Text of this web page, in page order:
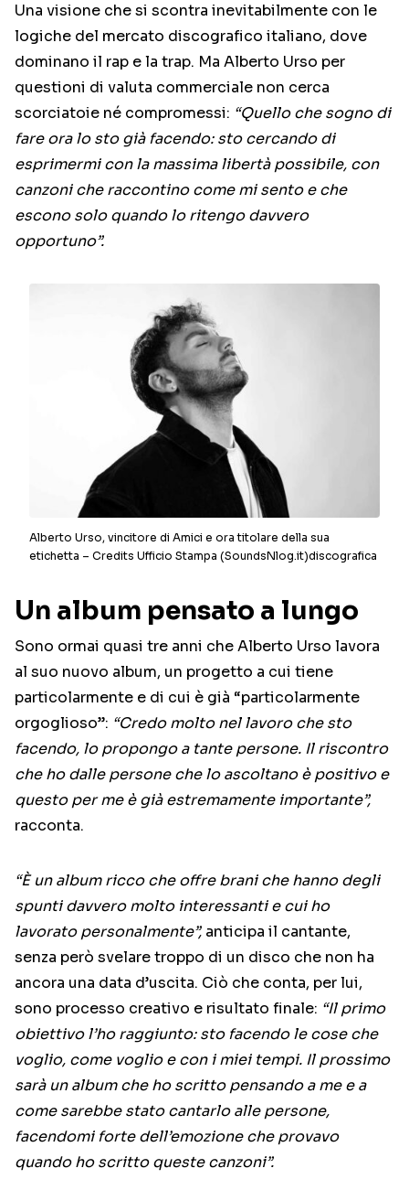
Una visione che si scontra inevitabilmente con le
logiche del mercato discografico italiano, dove
dominano il rap e la trap. Ma Alberto Urso per
questioni di valuta commerciale non cerca
scorciatoie né compromessi: “Quello che sogno di
fare ora lo sto già facendo: sto cercando di
esprimermi con la massima libertà possibile, con
canzoni che raccontino come mi sento e che
escono solo quando lo ritengo davvero
opportuno”.
Alberto Urso, vincitore di Amici e ora titolare della sua
etichetta – Credits Ufficio Stampa (SoundsNlog.it)discografica
Un album pensato a lungo
Sono ormai quasi tre anni che Alberto Urso lavora
al suo nuovo album, un progetto a cui tiene
particolarmente e di cui è già “particolarmente
orgoglioso”: “Credo molto nel lavoro che sto
facendo, lo propongo a tante persone. Il riscontro
che ho dalle persone che lo ascoltano è positivo e
questo per me è già estremamente importante”,
racconta.
“È un album ricco che offre brani che hanno degli
spunti davvero molto interessanti e cui ho
lavorato personalmente”, anticipa il cantante,
senza però svelare troppo di un disco che non ha
ancora una data d’uscita. Ciò che conta, per lui,
sono processo creativo e risultato finale: “Il primo
obiettivo l’ho raggiunto: sto facendo le cose che
voglio, come voglio e con i miei tempi. Il prossimo
sarà un album che ho scritto pensando a me e a
come sarebbe stato cantarlo alle persone,
facendomi forte dell’emozione che provavo
quando ho scritto queste canzoni”.